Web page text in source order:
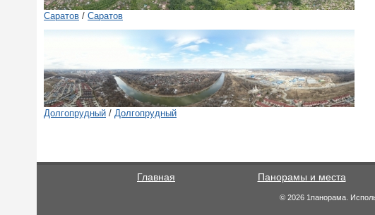
Саратов / Саратов
Долгопрудный / Долгопрудный
Главная Панорамы и места
© 2026 1панорама.